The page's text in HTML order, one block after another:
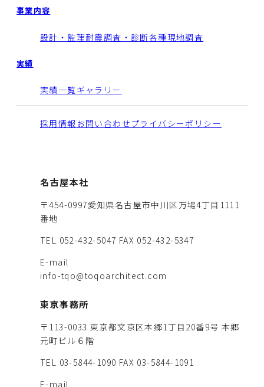
事業内容
設計・監理耐震調査・診断各種現地調査
実績
実績一覧 ギャラリー
採用情報 お問い合わせ プライバシーポリシー
名古屋本社
〒454-0997愛知県名古屋市中川区万場4丁目1111
番地
TEL 052-432-5047 FAX 052-432-5347
E-mail
info-tqo@toqoarchitect.com
東京事務所
〒113-0033 東京都文京区本郷1丁目20番9号 本郷
元町ビル６階
TEL 03-5844-1090 FAX 03-5844-1091
E-mail